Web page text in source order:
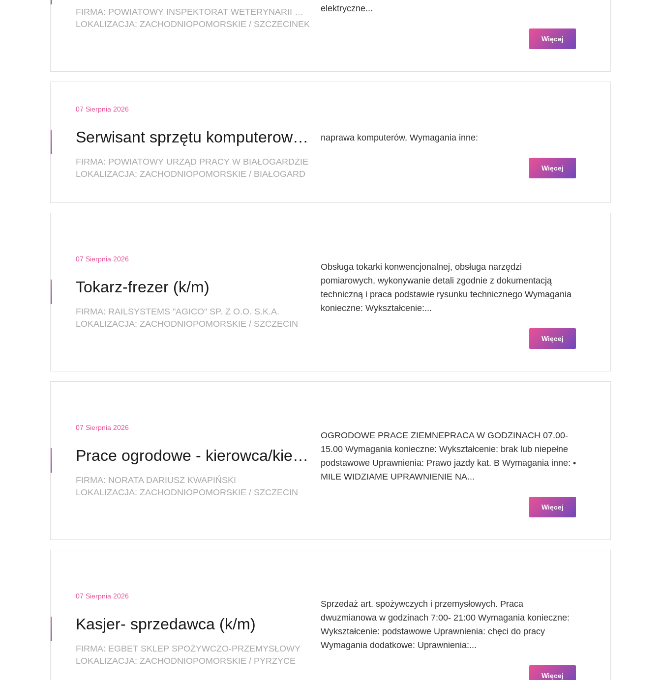
FIRMA: POWIATOWY INSPEKTORAT WETERYNARII W SZCZECINKU
LOKALIZACJA: ZACHODNIOPOMORSKIE / SZCZECINEK
elektryczne...
Więcej
07 Sierpnia 2026
Serwisant sprzętu komputerowego
FIRMA: POWIATOWY URZĄD PRACY W BIAŁOGARDZIE
LOKALIZACJA: ZACHODNIOPOMORSKIE / BIAŁOGARD
naprawa komputerów, Wymagania inne:
Więcej
07 Sierpnia 2026
Tokarz-frezer (k/m)
FIRMA: RAILSYSTEMS "AGICO" SP. Z O.O. S.K.A.
LOKALIZACJA: ZACHODNIOPOMORSKIE / SZCZECIN
Obsługa tokarki konwencjonalnej, obsługa narzędzi
pomiarowych, wykonywanie detali zgodnie z dokumentacją
techniczną i praca podstawie rysunku technicznego Wymagania
konieczne: Wykształcenie:...
Więcej
07 Sierpnia 2026
Prace ogrodowe - kierowca/kierowczyni
FIRMA: NORATA DARIUSZ KWAPIŃSKI
LOKALIZACJA: ZACHODNIOPOMORSKIE / SZCZECIN
OGRODOWE PRACE ZIEMNEPRACA W GODZINACH 07.00-
15.00 Wymagania konieczne: Wykształcenie: brak lub niepełne
podstawowe Uprawnienia: Prawo jazdy kat. B Wymagania inne: •
MILE WIDZIAME UPRAWNIENIE NA...
Więcej
07 Sierpnia 2026
Kasjer- sprzedawca (k/m)
FIRMA: EGBET SKLEP SPOŻYWCZO-PRZEMYSŁOWY
LOKALIZACJA: ZACHODNIOPOMORSKIE / PYRZYCE
Sprzedaż art. spożywczych i przemysłowych. Praca
dwuzmianowa w godzinach 7:00- 21:00 Wymagania konieczne:
Wykształcenie: podstawowe Uprawnienia: chęci do pracy
Wymagania dodatkowe: Uprawnienia:...
Więcej